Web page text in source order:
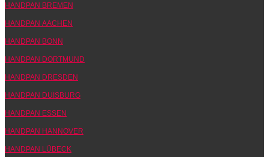
HANDPAN BREMEN
HANDPAN AACHEN
HANDPAN BONN
HANDPAN DORTMUND
HANDPAN DRESDEN
HANDPAN DUISBURG
HANDPAN ESSEN
HANDPAN HANNOVER
HANDPAN LÜBECK